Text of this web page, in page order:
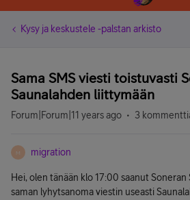
Kysy ja keskustele -palstan arkisto
Sama SMS viesti toistuvasti
Saunalahden liittymään
Forum|Forum|11 years ago 3
M migration
Hei, olen tänään klo 17:00 saanut Soneran
saman lyhytsanoma viestin useasti